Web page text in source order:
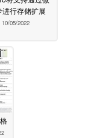
进行存储扩展
10/05/2022